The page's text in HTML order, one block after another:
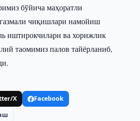
бўйича маҳоратли
чиқишлари намойиш
иштирокчилари ва хорижлик
таомимиз палов тайёрланиб,
X
Facebook